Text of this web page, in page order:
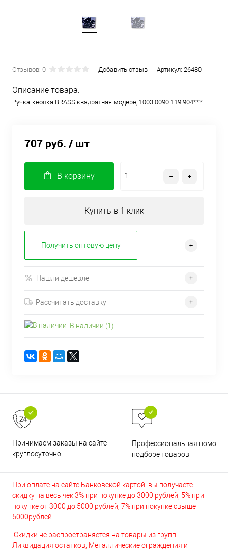
Отзывов: 0 Добавить отзыв Артикул: 26480
Описание товара:
Ручка-кнопка BRASS квадратная модерн, 1003.0090.119.904***
707 руб. / шт
В корзину
Купить в 1 клик
Получить оптовую цену
Нашли дешевле
Рассчитать доставку
В наличии (1)
Принимаем заказы на сайте
круглосуточно
Профессиональная помощь
подборе товаров
При оплате на сайте Банковской картой вы получаете
скидку на весь чек 3% при покупке до 3000 рублей, 5% при
покупке от 3000 до 5000 рублей, 7% при покупке свыше
5000рублей.
Скидки не распространяется на товары из групп:
Ликвидация остатков, Металлические ограждения и